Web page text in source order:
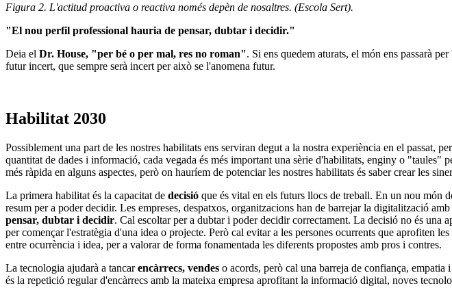
Figura 2. L'actitud proactiva o reactiva només depèn de nosaltres. (Escola Sert).
"El nou perfil professional hauria de pensar, dubtar i decidir."
Deia el Dr. House, "per bé o per mal, res no roman". Si ens quedem aturats, el món ens passarà
futur incert, que sempre serà incert per això se l'anomena futur.
Habilitat 2030
Possiblement una part de les nostres habilitats ens serviran degut a la nostra experiència en el passat,
quantitat de dades i informació, cada vegada és més important una sèrie d'habilitats, enginy o
més ràpida en alguns aspectes, però on hauríem de potenciar les nostres habilitats és saber crear les
La primera habilitat és la capacitat de decisió que és vital en els futurs llocs de treball. En un nou món
resum per a poder decidir. Les empreses, despatxos, organitzacions han de barrejar la digitalització
pensar, dubtar i decidir. Cal escoltar per a dubtar i poder decidir correctament. La decisió no és una
per començar l'estratègia d'una idea o projecte. Però cal evitar a les persones ocurrents que aprofiten
entre ocurrència i idea, per a valorar de forma fonamentada les diferents propostes amb pros i contres.
La tecnologia ajudarà a tancarencàrrecs, vendes o acords, però cal una barreja de confiança,
és la repetició regular d'encàrrecs amb la mateixa empresa aprofitant la informació digital, noves